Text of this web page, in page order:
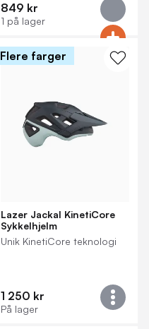
849 kr
1 på lager
Flere farger
Lazer Jackal KinetiCore
Sykkelhjelm
Unik KinetiCore teknologi
1 250 kr
På lager